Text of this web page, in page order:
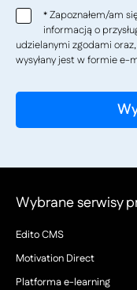
*Zapoznałem/am
informacją o
udzielanymi zgodami
wysyłany jest w formie e-
Wybrane serwisy
Edito CMS
Motivation Direct
Platforma e-learning